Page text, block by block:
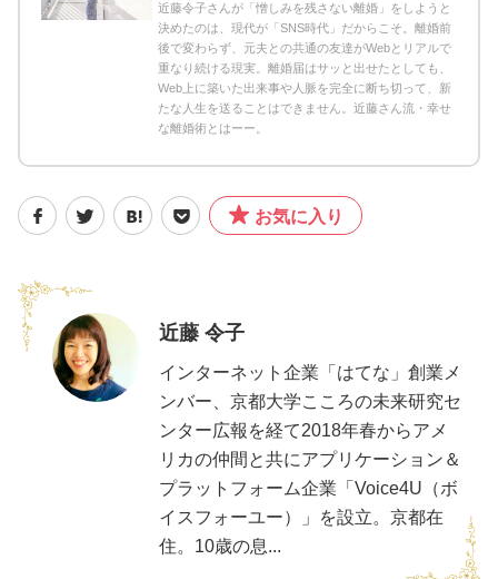
近藤令子さんが「憎しみを残さない離婚」をしようと
決めたのは、現代が「SNS時代」だからこそ。離婚前
後で変わらず、元夫との共通の友達がWebとリアルで
重なり続ける現実。離婚届はサッと出せたとしても、
Web上に築いた出来事や人脈を完全に断ち切って、新
たな人生を送ることはできません。近藤さん流・幸せ
な離婚術とはーー。
お気に入り
近藤 令子
インターネット企業「はてな」創業メ
ンバー、京都大学こころの未来研究セ
ンター広報を経て2018年春からアメ
リカの仲間と共にアプリケーション＆
プラットフォーム企業「Voice4U（ボ
イスフォーユー）」を設立。京都在
住。10歳の息...